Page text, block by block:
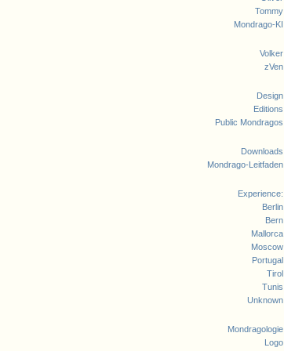
Tommy
Mondrago-KI
Volker
zVen
Design
Editions
Public Mondragos
Downloads
Mondrago-Leitfaden
Experience:
Berlin
Bern
Mallorca
Moscow
Portugal
Tirol
Tunis
Unknown
Mondragologie
Logo